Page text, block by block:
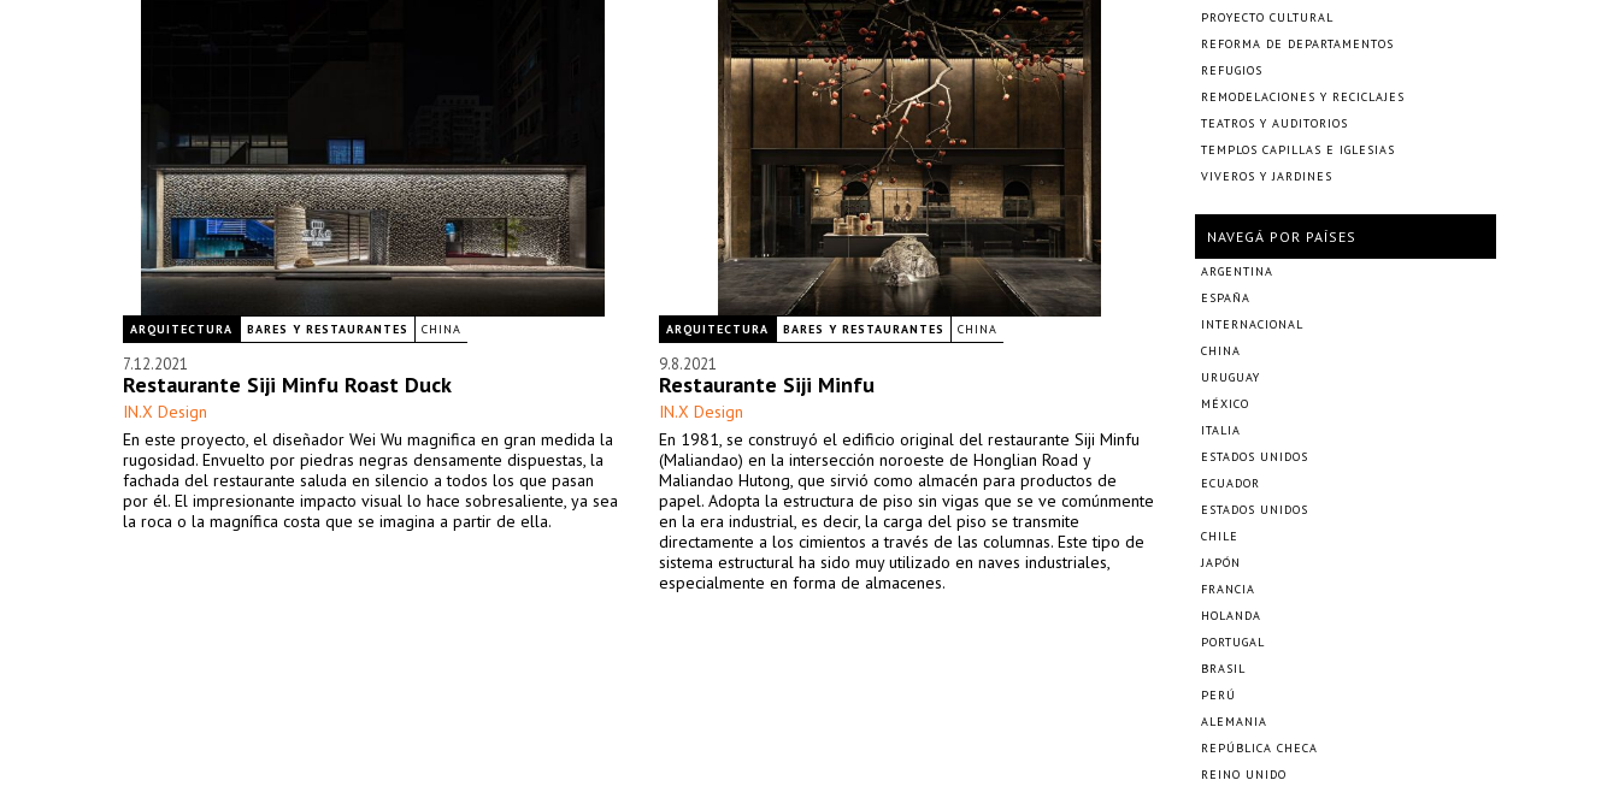
ARQUITECTURA BARES Y RESTAURANTES CHINA
7.12.2021
Restaurante Siji Minfu Roast Duck
IN.X Design
En este proyecto, el diseñador Wei Wu magnifica en gran medida la
rugosidad. Envuelto por piedras negras densamente dispuestas, la
fachada del restaurante saluda en silencio a todos los que pasan
por él. El impresionante impacto visual lo hace sobresaliente, ya sea
la roca o la magnífica costa que se imagina a partir de ella.
ARQUITECTURA BARES Y RESTAURANTES CHINA
9.8.2021
Restaurante Siji Minfu
IN.X Design
En 1981, se construyó el edificio original del restaurante Siji Minfu
(Maliandao) en la intersección noroeste de Honglian Road y
Maliandao Hutong, que sirvió como almacén para productos de
papel. Adopta la estructura de piso sin vigas que se ve comúnmente
en la era industrial, es decir, la carga del piso se transmite
directamente a los cimientos a través de las columnas. Este tipo de
sistema estructural ha sido muy utilizado en naves industriales,
especialmente en forma de almacenes.
PROYECTO CULTURAL
REFORMA DE DEPARTAMENTOS
REFUGIOS
REMODELACIONES Y RECICLAJES
TEATROS Y AUDITORIOS
TEMPLOS CAPILLAS E IGLESIAS
VIVEROS Y JARDINES
NAVEGÁ POR PAÍSES
ARGENTINA
ESPAÑA
INTERNACIONAL
CHINA
URUGUAY
MÉXICO
ITALIA
ESTADOS UNIDOS
ECUADOR
ESTADOS UNIDOS
CHILE
JAPÓN
FRANCIA
HOLANDA
PORTUGAL
BRASIL
PERÚ
ALEMANIA
REPÚBLICA CHECA
REINO UNIDO